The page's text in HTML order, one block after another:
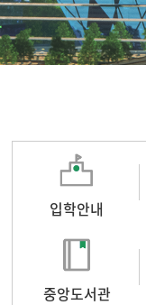
입학안내
중앙도서관